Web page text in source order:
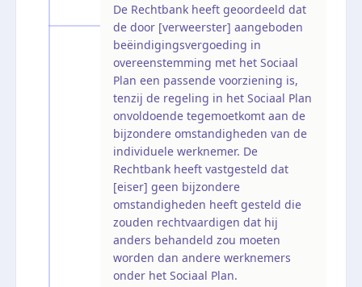
De Rechtbank heeft geoordeeld dat
de door [verweerster] aangeboden
beëindigingsvergoeding in
overeenstemming met het Sociaal
Plan een passende voorziening is,
tenzij de regeling in het Sociaal Plan
onvoldoende tegemoetkomt aan de
bijzondere omstandigheden van de
individuele werknemer. De
Rechtbank heeft vastgesteld dat
[eiser] geen bijzondere
omstandigheden heeft gesteld die
zouden rechtvaardigen dat hij
anders behandeld zou moeten
worden dan andere werknemers
onder het Sociaal Plan.